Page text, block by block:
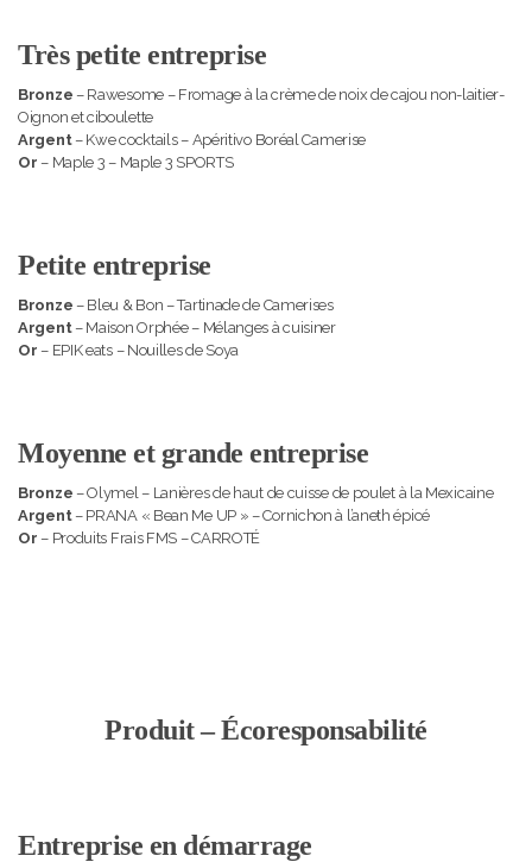
Très petite entreprise
Bronze – Rawesome – Fromage à la crème de noix de cajou non-laitier-
Oignon et ciboulette
Argent– Kwe cocktails – Apéritivo Boréal Camerise
Or – Maple 3 – Maple 3 SPORTS
Petite entreprise
Bronze – Bleu & Bon – Tartinade de Camerises
Argent– Maison Orphée – Mélanges à cuisiner
Or – EPIK eats – Nouilles de Soya
Moyenne et grande entreprise
Bronze – Olymel – Lanières de haut de cuisse de poulet à la Mexicaine
Argent– PRANA « Bean Me UP » – Cornichon à l’aneth épicé
Or – Produits Frais FMS – CARROTÉ
Produit – Écoresponsabilité
Entreprise en démarrage